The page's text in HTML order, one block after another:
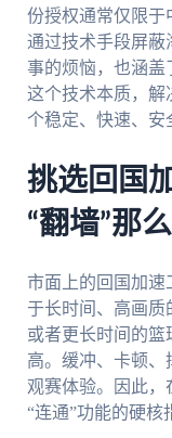
份授权通常仅限于
通过技术手段屏蔽
事的烦恼，也涵盖
这个技术本质，
个稳定、快速、安
挑选回国
“翻墙”那
市面上的回国加速
于长时间、高画质
或者更长时间的篮
高。缓冲、卡顿、
观赛体验。因此，
“连通”功能的硬核